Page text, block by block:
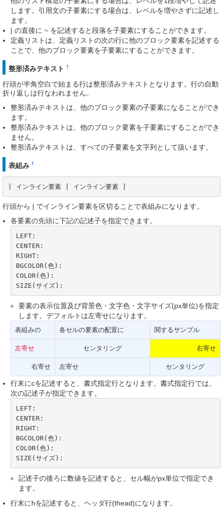
します。引用文の子要素にする場合は、レベルを増やさずに記述し
ます。
| の直後に ~ を記述すると段落を子要素にすることができます。
定義リストは、定義リストの次の行に他のブロック要素を記述する
ことで、他のブロック要素を子要素にすることができます。
整形済みテキスト †
行頭が半角空白で始まる行は整形済みテキストとなります。行の自動
折り返しは行なわれません。
整形済みテキストは、他のブロック要素の子要素になることができ
ます。
整形済みテキストは、他のブロック要素を子要素にすることができ
ません。
整形済みテキストは、すべての子要素を文字列として扱います。
表組み †
| インライン要素 | インライン要素 |
行頭から | でインライン要素を区切ることで表組みになります。
各要素の先頭に下記の記述子を指定できます。
LEFT:
CENTER:
RIGHT:
BGCOLOR(色):
COLOR(色):
SIZE(サイズ):
要素の表示位置及び背景色・文字色・文字サイズ(px単位)を指定
します。デフォルトは左寄せになります。
表組みの 各セルの要素の配置に 関するサンプル
左寄せ センタリング 右寄せ
右寄せ 左寄せ センタリング
行末にcを記述すると、書式指定行となります。書式指定行では、
次の記述子が指定できます。
LEFT:
CENTER:
RIGHT:
BGCOLOR(色):
COLOR(色):
SIZE(サイズ):
記述子の後ろに数値を記述すると、セル幅がpx単位で指定でき
ます。
行末にhを記述すると、ヘッダ行(thead)になります。